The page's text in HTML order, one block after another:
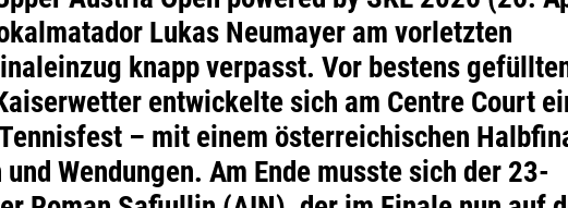
Lukas Neumayer am vorletzten
knapp verpasst. Vor bestens
entwickelte sich am Centre Court
– mit einem österreichischen
Wendungen. Am Ende musste sich der 23-